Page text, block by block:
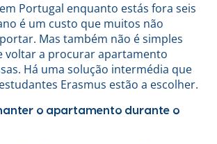
Portugal enquanto estás fora seis
é um custo que muitos não
Mas também não é simples
voltar a procurar apartamento
Há uma solução intermédia que
Erasmus estão a escolher.
o apartamento durante o